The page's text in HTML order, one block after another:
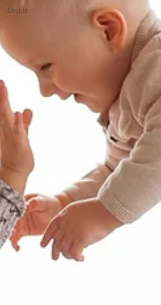
Couple